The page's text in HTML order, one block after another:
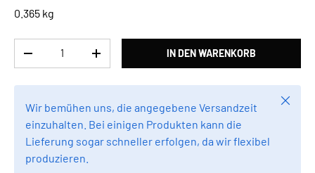
0.365 kg
MENGE VERRINGERNMENGE ERHÖHENIN DEN WARENKORB
Wir bemühen uns, die angegebene Versandzeit
einzuhalten. Bei einigen Produkten kann die
Lieferung sogar schneller erfolgen, da wir flexibel
produzieren.